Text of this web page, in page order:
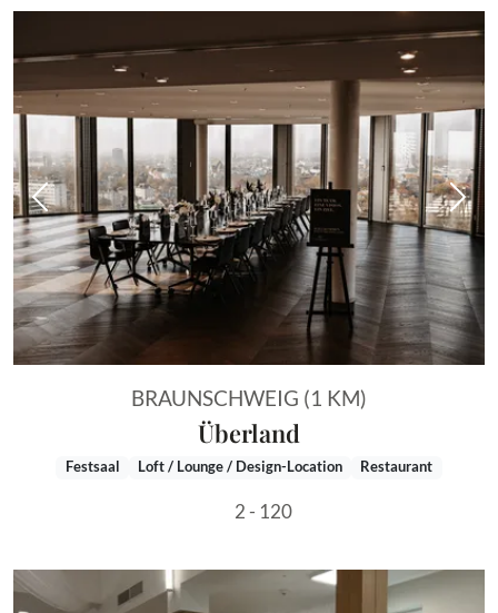
Vorheriges Bild
BRAUNSCHWEIG (1 KM)
Überland
Festsaal Loft / Lounge / Design-Location Restaurant
2 - 120